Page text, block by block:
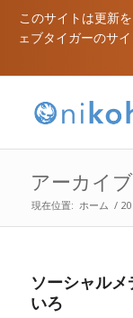
このサイトは更新
ェブタイガーのサイ
アーカイ
現在位置: ホーム /
ソーシャル
いろ